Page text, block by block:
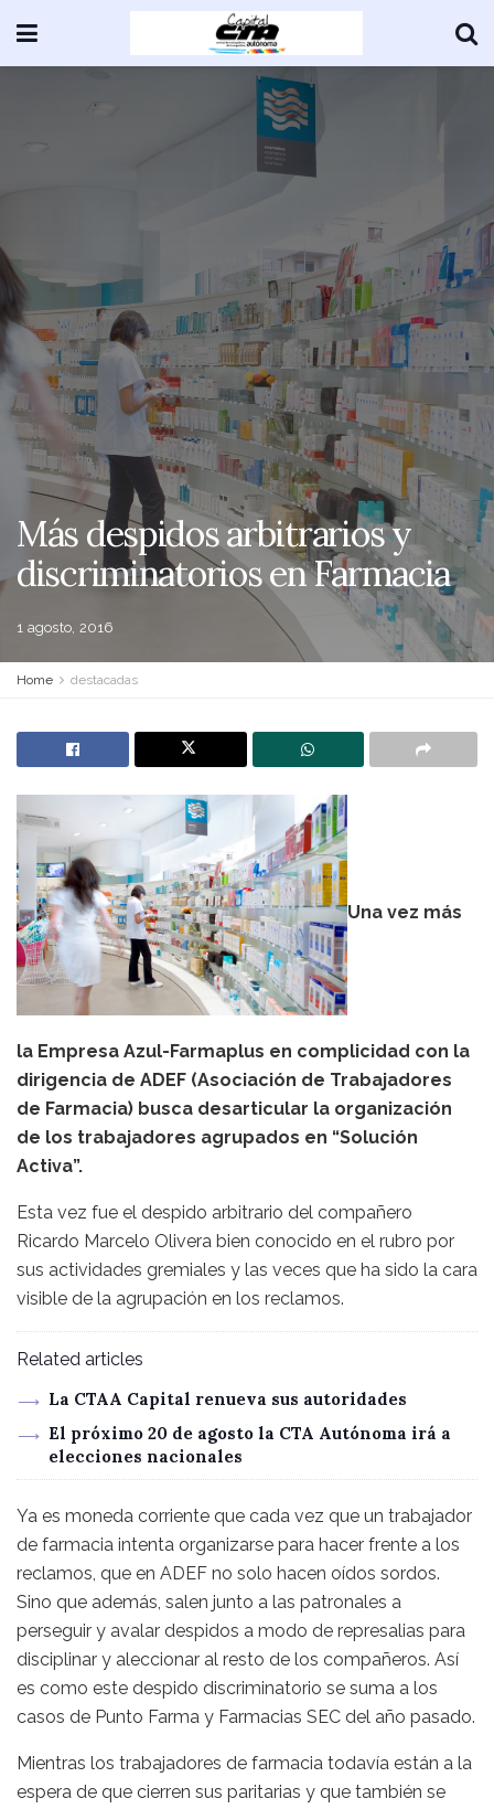
Más despidos arbitrarios y
discriminatorios en Farmacia
1 agosto, 2016
Home destacadas
Una vez más
la Empresa Azul-Farmaplus en complicidad con la
dirigencia de ADEF (Asociación de Trabajadores
de Farmacia) busca desarticular la organización
de los trabajadores agrupados en “Solución
Activa”.
Esta vez fue el despido arbitrario del compañero
Ricardo Marcelo Olivera bien conocido en el rubro por
sus actividades gremiales y las veces que ha sido la cara
visible de la agrupación en los reclamos.
Related articles
La CTAA Capital renueva sus autoridades
El próximo 20 de agosto la CTA Autónoma irá a
elecciones nacionales
Ya es moneda corriente que cada vez que un trabajador
de farmacia intenta organizarse para hacer frente a los
reclamos, que en ADEF no solo hacen oídos sordos.
Sino que además, salen junto a las patronales a
perseguir y avalar despidos a modo de represalias para
disciplinar y aleccionar al resto de los compañeros. Así
es como este despido discriminatorio se suma a los
casos de Punto Farma y Farmacias SEC del año pasado.
Mientras los trabajadores de farmacia todavía están a la
espera de que cierren sus paritarias y que también se